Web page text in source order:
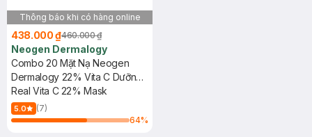
Thông báo khi có hàng online
438.000 ₫460.000 ₫
Neogen Dermalogy
Combo 20 Mặt Nạ Neogen
Dermalogy 22% Vita C Dưỡng
Sáng, Mờ Thâm 28g
Real Vita C 22% Mask
5.0
(7)
64%